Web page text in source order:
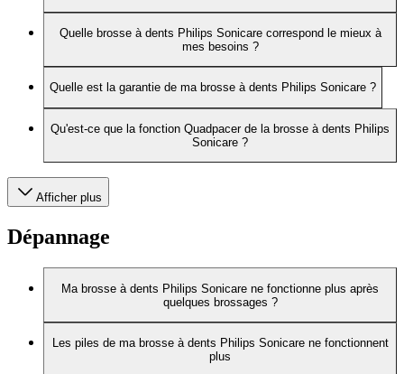
Quelle brosse à dents Philips Sonicare correspond le mieux à
mes besoins ?
Quelle est la garantie de ma brosse à dents Philips Sonicare ?
Qu'est-ce que la fonction Quadpacer de la brosse à dents Philips
Sonicare ?
Afficher plus
Dépannage
Ma brosse à dents Philips Sonicare ne fonctionne plus après
quelques brossages ?
Les piles de ma brosse à dents Philips Sonicare ne fonctionnent
plus